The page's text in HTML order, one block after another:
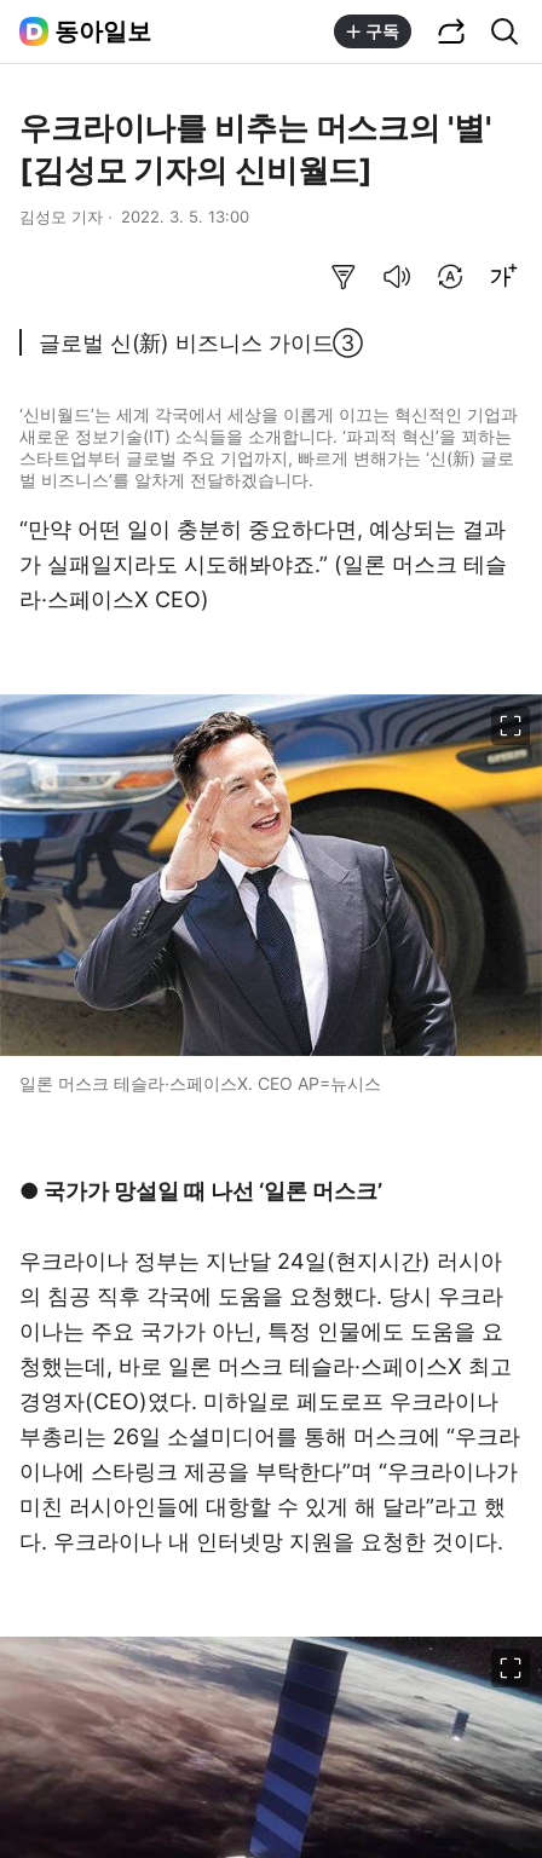
동아일보 구독
우크라이나를 비추는 머스크의 '별'
[김성모 기자의 신비월드]
김성모 기자 2022. 3. 5. 13:00
글로벌 신(新) 비즈니스 가이드③
‘신비월드’는 세계 각국에서 세상을 이롭게 이끄는 혁신적인 기업과
새로운 정보기술(IT) 소식들을 소개합니다. ‘파괴적 혁신’을 꾀하는
스타트업부터 글로벌 주요 기업까지, 빠르게 변해가는 ‘신(新) 글로
벌 비즈니스’를 알차게 전달하겠습니다.
“만약 어떤 일이 충분히 중요하다면, 예상되는 결과
가 실패일지라도 시도해봐야죠.” (일론 머스크 테슬
라·스페이스X CEO)
일론 머스크 테슬라·스페이스X. CEO AP=뉴시스
● 국가가 망설일 때 나선 ‘일론 머스크’
우크라이나 정부는 지난달 24일(현지시간) 러시아
의 침공 직후 각국에 도움을 요청했다. 당시 우크라
이나는 주요 국가가 아닌, 특정 인물에도 도움을 요
청했는데, 바로 일론 머스크 테슬라·스페이스X 최고
경영자(CEO)였다. 미하일로 페도로프 우크라이나
부총리는 26일 소셜미디어를 통해 머스크에 “우크라
이나에 스타링크 제공을 부탁한다”며 “우크라이나가
미친 러시아인들에 대항할 수 있게 해 달라”라고 했
다. 우크라이나 내 인터넷망 지원을 요청한 것이다.